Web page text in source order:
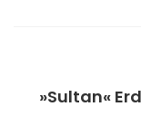
»Sultan«